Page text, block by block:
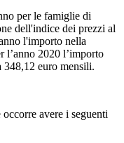
per le famiglie di
dell'indice dei prezzi al
l'importo nella
l’anno 2020 l’importo
348,12 euro mensili.
avere i seguenti